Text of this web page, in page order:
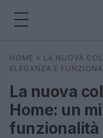
Cerca
HOME » LA NUOVA
ELEGANZA E
La nuova
Home: un
funzionalità